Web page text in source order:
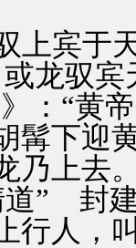
宾于
龙驭
》：“黄
髯下迎
乃上去
” 封建
行人，